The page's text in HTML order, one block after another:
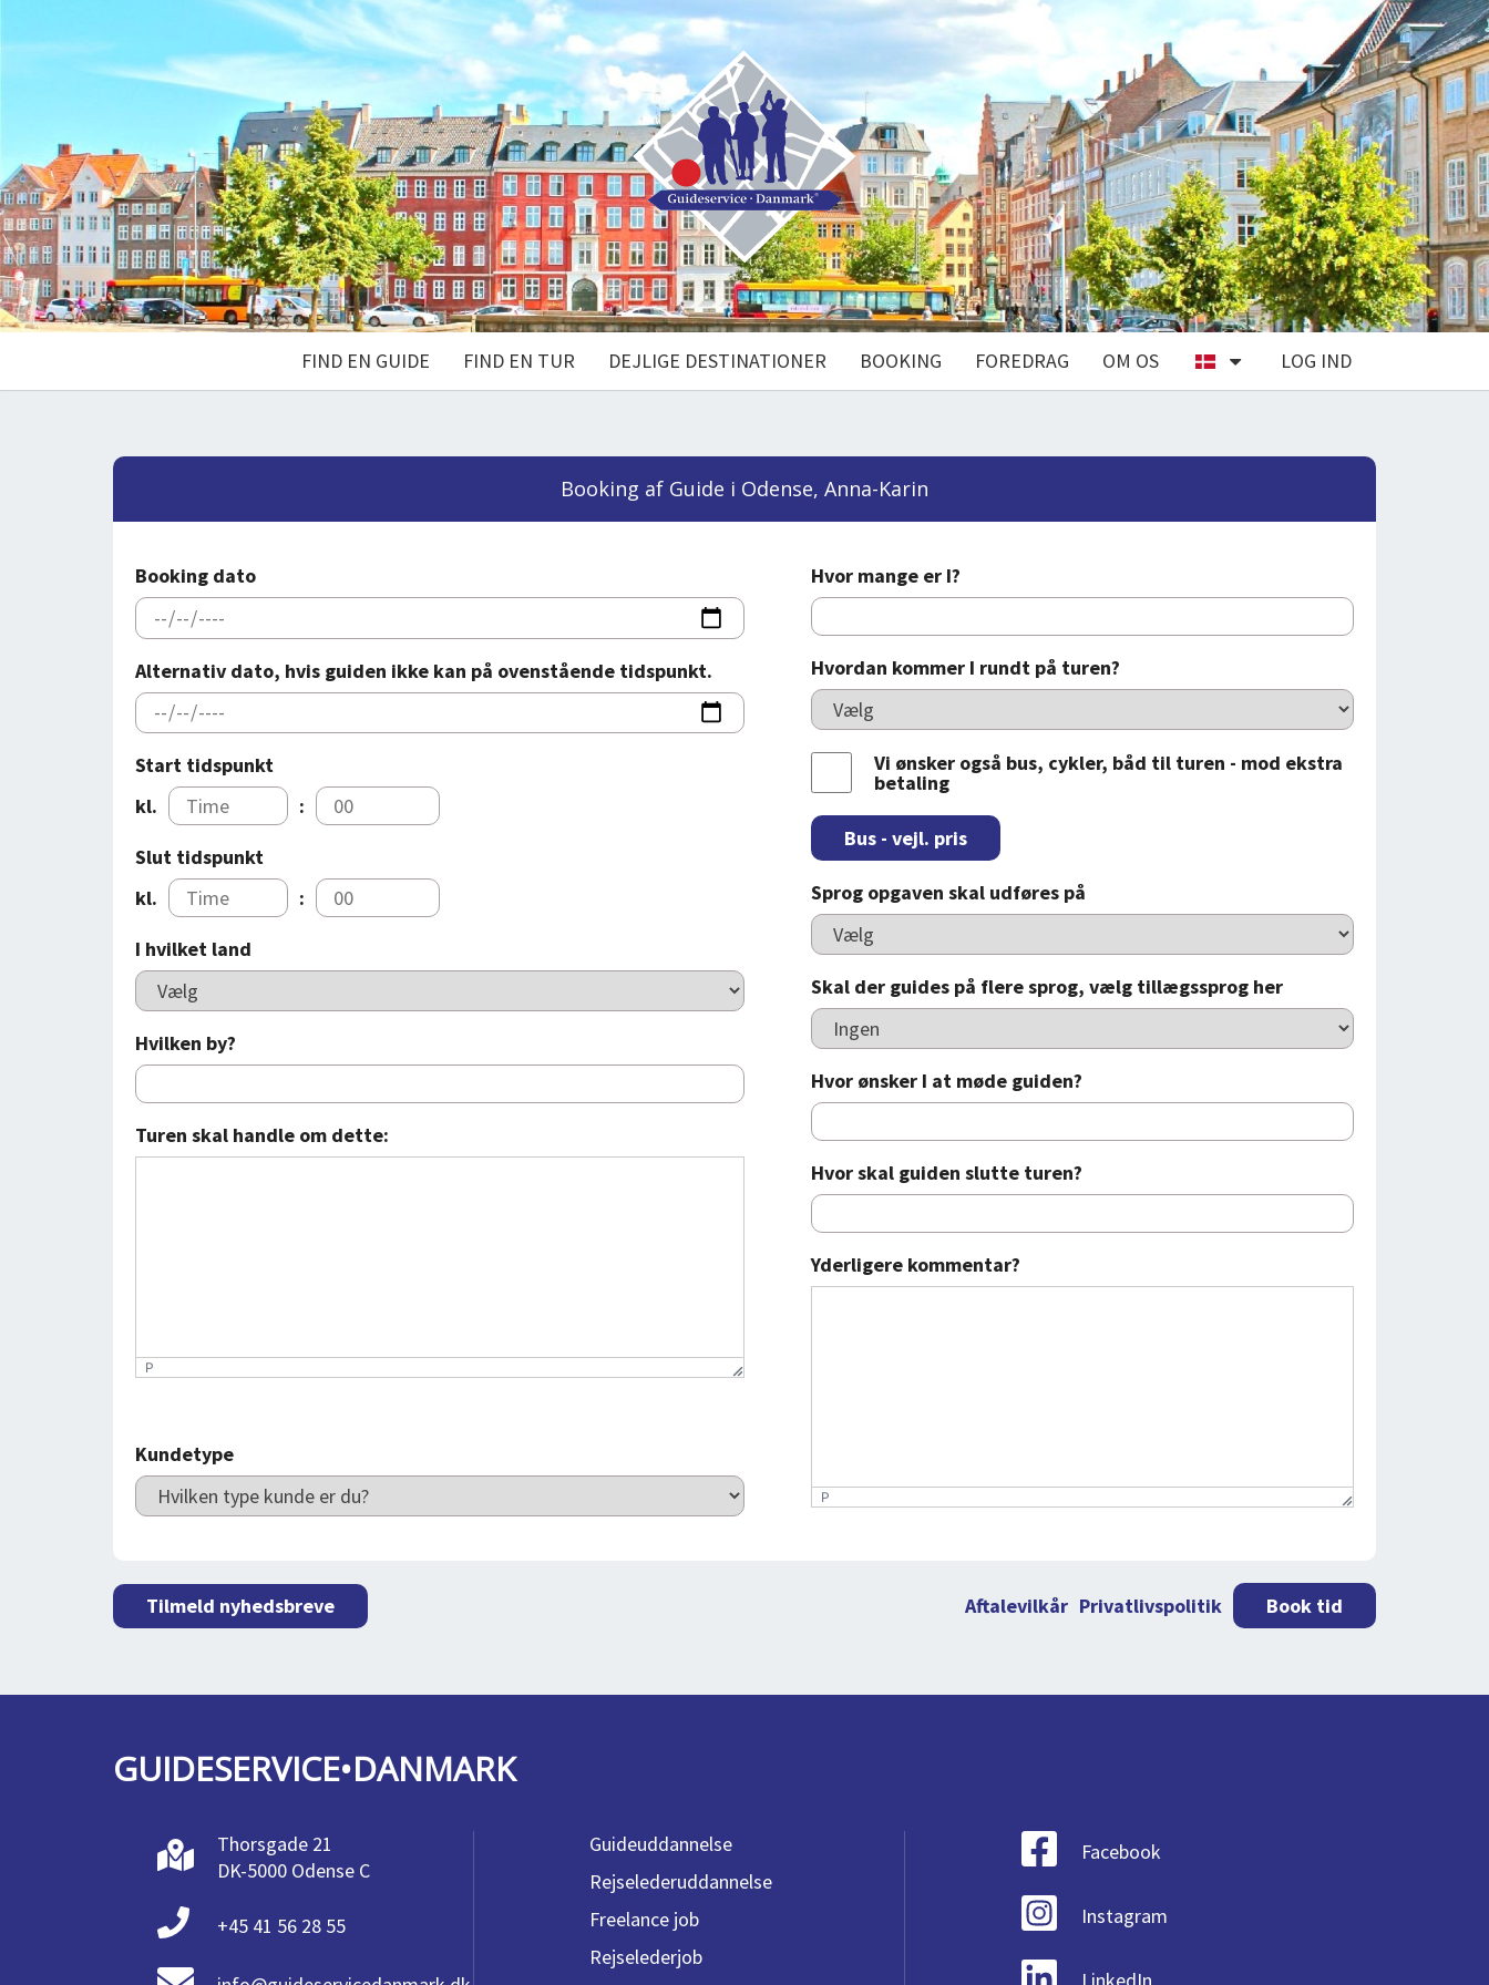
FIND EN GUIDE FIND EN TUR DEJLIGE DESTINATIONER BOOKING FOREDRAG OM OS LOG IND
Booking af Guide i Odense, Anna-Karin
Booking dato
Alternativ dato, hvis guiden ikke kan på ovenstående tidspunkt.
Start tidspunkt
kl.
:
Slut tidspunkt
kl.
:
I hvilket land
Hvilken by?
Turen skal handle om dette:
P
Kundetype
Hvor mange er I?
Hvordan kommer I rundt på turen?
Vi ønsker også bus, cykler, båd til turen - mod ekstra
betaling
Bus - vejl. pris
Sprog opgaven skal udføres på
Skal der guides på flere sprog, vælg tillægssprog her
Hvor ønsker I at møde guiden?
Hvor skal guiden slutte turen?
Yderligere kommentar?
P
Tilmeld nyhedsbreve Aftalevilkår Privatlivspolitik Book tid
GUIDESERVICE•DANMARK
Thorsgade 21
DK-5000 Odense C
+45 41 56 28 55
Guideuddannelse
Rejselederuddannelse
Freelance job
Rejselederjob
Facebook
Instagram